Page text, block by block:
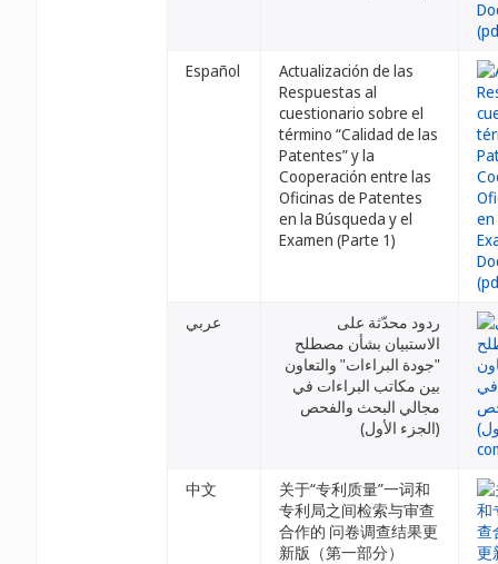
Español
Actualización de las
Respuestas al
cuestionario sobre el
término “Calidad de las
Patentes” y la
Cooperación entre las
Oficinas de Patentes
en la Búsqueda y el
Examen (Parte 1)
عربي
ردود محدّثة على
الاستبيان بشأن مصطلح
"جودة البراءات" والتعاون
بين مكاتب البراءات في
مجالي البحث والفحص
(الجزء الأول)
中文
关于“专利质量”一词和
专利局之间检索与审查
合作的 问卷调查结果更
新版（第一部分）